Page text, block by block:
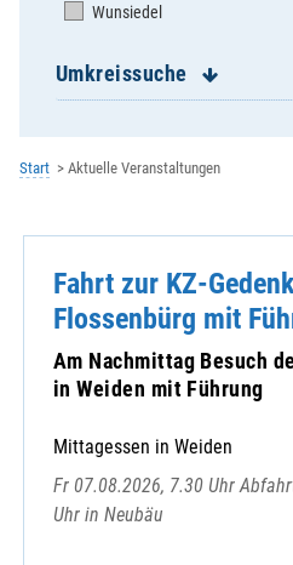
Frontenhausen
Haidlfing
Haunersdorf
Hüttenkofen
Indersbach
Landau- Pfarrverband
Landau- St. Johannes
Loiching
Wunsiedel
Umkreissuche
Start Aktuelle Veranstaltungen
Fahrt zur KZ-
Flossenbürg mit
Am Nachmittag Besuch
in Weiden mit Führung
Mittagessen in Weiden
Fr 07.08.2026, 7.30 Uhr
Uhr in Neubäu